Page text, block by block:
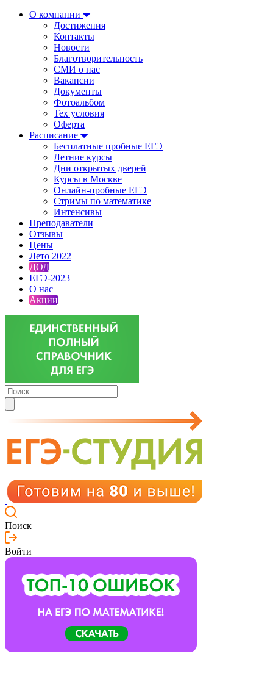
О компании
Достижения
Контакты
Новости
Благотворительность
СМИ о нас
Вакансии
Документы
Фотоальбом
Тех условия
Оферта
Расписание
Бесплатные пробные ЕГЭ
Летние курсы
Дни открытых дверей
Курсы в Москве
Онлайн-пробные ЕГЭ
Стримы по математике
Интенсивы
Преподаватели
Отзывы
Цены
Лето 2022
ДОД
ЕГЭ-2023
О нас
Акции
Поиск
Войти